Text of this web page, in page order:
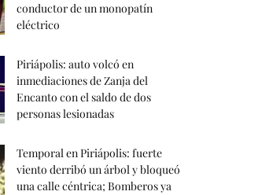
conductor de un monopatín
eléctrico
Piriápolis: auto volcó en
inmediaciones de Zanja del
Encanto con el saldo de dos
personas lesionadas
Temporal en Piriápolis: fuerte
viento derribó un árbol y bloqueó
una calle céntrica; Bomberos ya